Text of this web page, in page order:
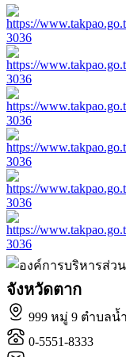
จังหวัดตาก
999 หมู่ 9 ตำบลน้
0-5551-8333